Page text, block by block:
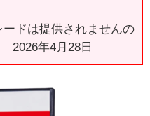
ードは提供されませんの
2026年4月28日